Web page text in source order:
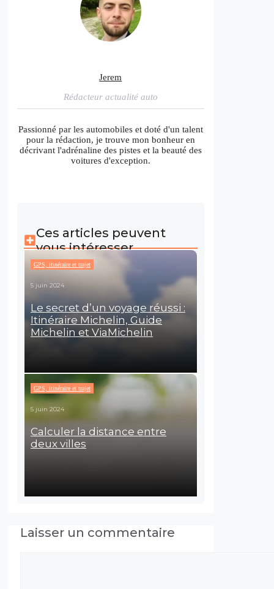
Jerem
Rédacteur actualité auto
Passionné par les automobiles et doté d'un talent
pour la rédaction, je trouve mon bonheur en
décrivant l'adrénaline des pistes et la beauté des
voitures d'exception.
Ces articles peuvent
vous intéresser
GPS, itinéraire et trajet
5 juin 2024
Le secret d’un voyage réussi :
Itinéraire Michelin, Guide
Michelin et ViaMichelin
GPS, itinéraire et trajet
5 juin 2024
Calculer la distance entre
deux villes
Laisser un commentaire